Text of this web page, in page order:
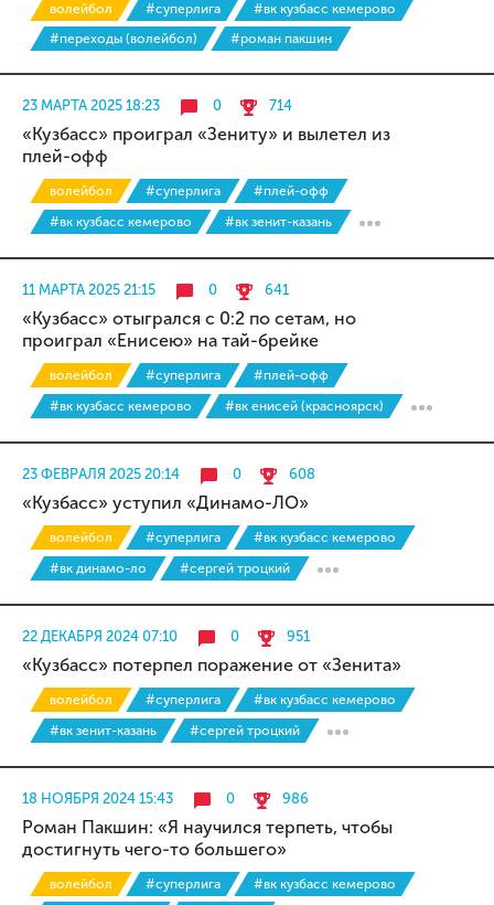
волейбол #суперлига
#вк кузбасс кемерово
#переходы (волейбол)
#роман пакшин
23 МАРТА 2025 18:23 0 714
«Кузбасс» проиграл «Зениту» и вылетел из
плей-офф
волейбол #суперлига
#плей-офф
#вк кузбасс кемерово
#вк зенит-казань
11 МАРТА 2025 21:15 0 641
«Кузбасс» отыгрался с 0:2 по сетам, но
проиграл «Енисею» на тай-брейке
волейбол #суперлига
#плей-офф
#вк кузбасс кемерово
#вк енисей (красноярск)
23 ФЕВРАЛЯ 2025 20:14 0 608
«Кузбасс» уступил «Динамо-ЛО»
волейбол #суперлига
#вк кузбасс кемерово
#вк динамо-ло
#сергей троцкий
22 ДЕКАБРЯ 2024 07:10 0 951
«Кузбасс» потерпел поражение от «Зенита»
волейбол #суперлига
#вк кузбасс кемерово
#вк зенит-казань
#сергей троцкий
18 НОЯБРЯ 2024 15:43 0 986
Роман Пакшин: «Я научился терпеть, чтобы
достигнуть чего-то большего»
волейбол #суперлига
#вк кузбасс кемерово